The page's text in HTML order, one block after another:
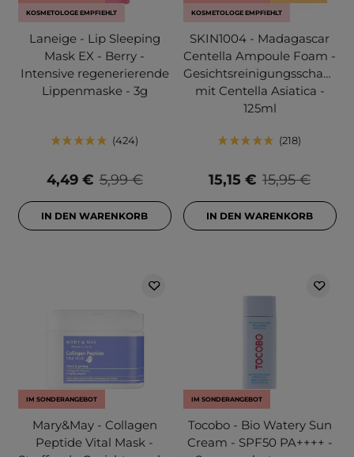
KOSMETOLOGE EMPFIEHLT
Laneige - Lip Sleeping
Mask EX - Berry -
Intensive regenerierende
Lippenmaske - 3g
424
5,99 €
4,49 €
IN DEN WARENKORB
KOSMETOLOGE EMPFIEHLT
SKIN1004 - Madagascar
Centella Ampoule Foam -
Gesichtsreinigungsschaum
mit Centella Asiatica -
125ml
218
15,95 €
15,15 €
IN DEN WARENKORB
IM SONDERANGEBOT
Mary&May - Collagen
Peptide Vital Mask -
IM SONDERANGEBOT
Tocobo - Bio Watery Sun
Cream - SPF50 PA++++ -